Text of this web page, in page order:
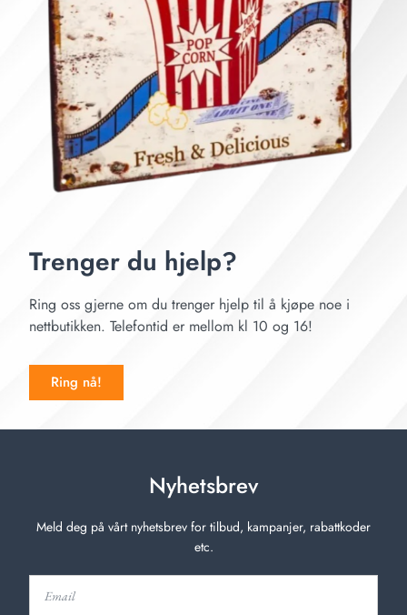
Trenger du hjelp?
Ring oss gjerne om du trenger hjelp til å kjøpe noe i
nettbutikken. Telefontid er mellom kl 10 og 16!
Ring nå!
Nyhetsbrev
Meld deg på vårt nyhetsbrev for tilbud, kampanjer, rabattkoder
etc.